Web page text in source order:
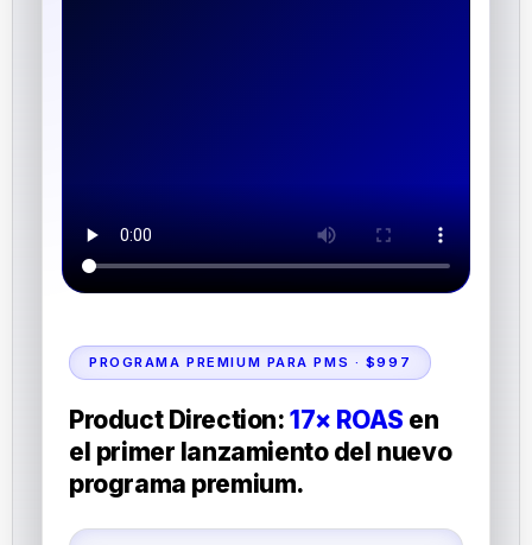
PROGRAMA PREMIUM PARA PMS · $997
Product Direction:17× ROAS en
el primer lanzamiento del nuevo
programa premium.